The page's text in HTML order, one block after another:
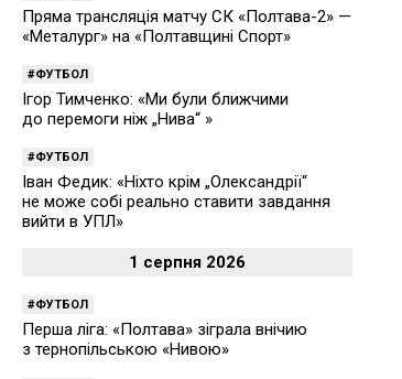
Пряма трансляція матчу СК «Полтава-2» —
«Металург» на «Полтавщині Спорт»
ФУТБОЛ
Ігор Тимченко: «Ми були ближчими
до перемоги ніж „Нива“ »
ФУТБОЛ
Іван Федик: «Ніхто крім „Олександрії“
не може собі реально ставити завдання
вийти в УПЛ»
1 серпня 2026
ФУТБОЛ
Перша ліга: «Полтава» зіграла внічию
з тернопільською «Нивою»